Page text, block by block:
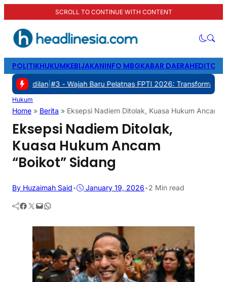
SCROLL TO CONTINUE WITH CONTENT
POLITIKHUKUMKEBIJAKANINFO MBGKABAR DAERAH
#3 -Wajah Baru Pelatnas FPTI 2026: Transformasi Manajemen,
Hukum
Home » Berita » Eksepsi Nadiem Ditolak, Kuasa Hukum Ancam
Eksepsi Nadiem Ditolak,
Kuasa Hukum Ancam
“Boikot” Sidang
By Huzaimah Said• January 19, 2026•2 Min read
Facebook Twitter Mail WhatsApp